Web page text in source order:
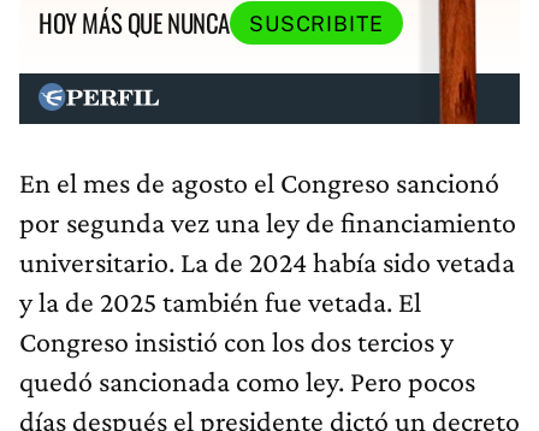
HOY MÁS QUE NUNCA
SUSCRIBITE
En el mes de agosto el Congreso sancionó
por segunda vez una ley de financiamiento
universitario. La de 2024 había sido vetada
y la de 2025 también fue vetada. El
Congreso insistió con los dos tercios y
quedó sancionada como ley. Pero pocos
días después el presidente dictó un decreto